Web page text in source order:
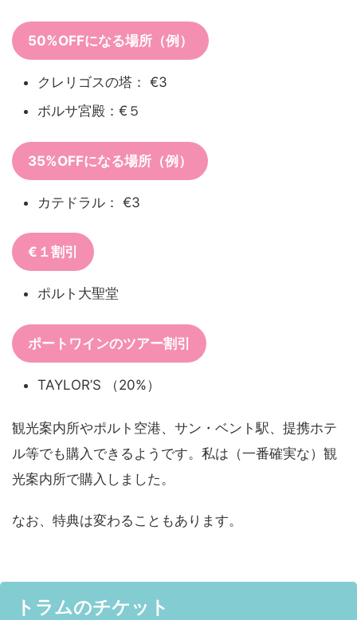
50%OFFになる場所（例）
クレリゴスの塔： €3
ボルサ宮殿：€５
35%OFFになる場所（例）
カテドラル： €3
€１割引
ポルト大聖堂
ポートワインのツアー割引
TAYLOR’S （20%）
観光案内所やポルト空港、サン・ベント駅、提携ホテ
ル等でも購入できるようです。私は（一番確実な）観
光案内所で購入しました。
なお、特典は変わることもあります。
トラムのチケット